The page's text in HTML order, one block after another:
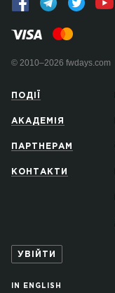
© 2010–2026 fwdays.com
ПОДІЇ
АКАДЕМІЯ
ПАРТНЕРАМ
КОНТАКТИ
УВІЙТИ
IN ENGLISH